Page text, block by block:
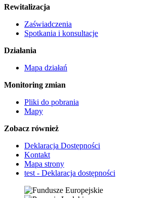
Rewitalizacja
Zaświadczenia
Spotkania i konsultacje
Działania
Mapa działań
Monitoring zmian
Pliki do pobrania
Mapy
Zobacz również
Deklaracja Dostępności
Kontakt
Mapa strony
test - Deklaracja dostępności